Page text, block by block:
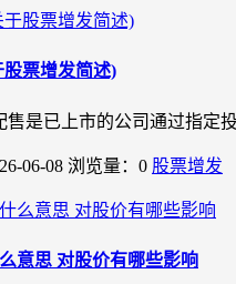
票增发简述)
售是已上市的公司通过指定
06-08 浏览量：0 股票增发
意思 对股价有哪些影响